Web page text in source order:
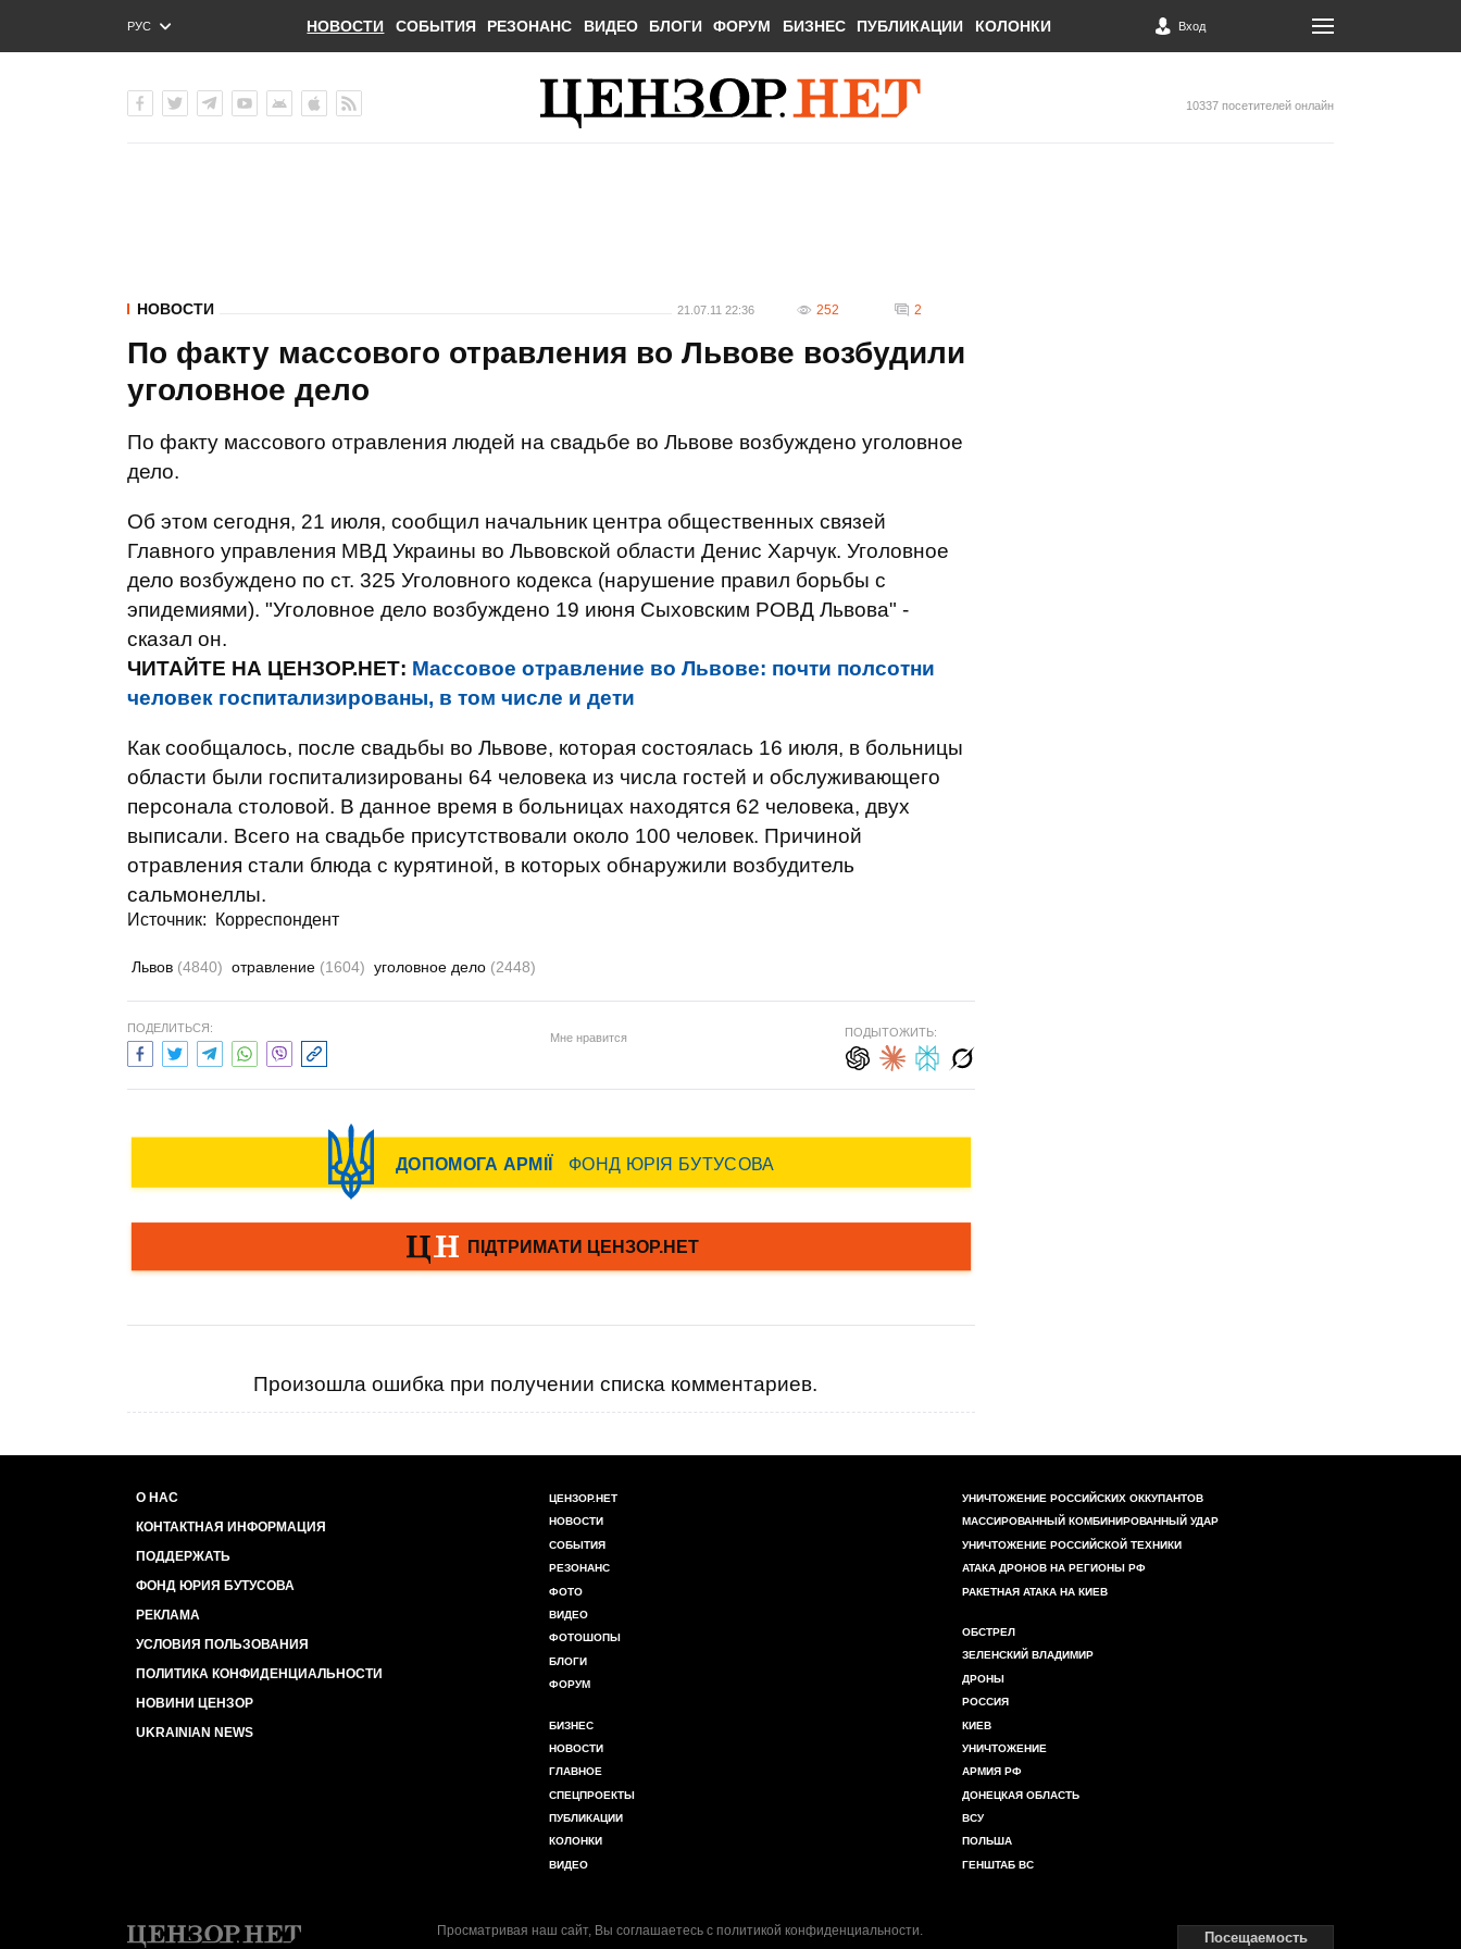
РУС
ENG
НОВОСТИ СОБЫТИЯ РЕЗОНАНС ВИДЕО БЛОГИ ФОРУМ БИЗНЕС ПУБЛИКАЦИИ КОЛОНКИ Вход
10337 посетителей онлайн
НОВОСТИ 21.07.11 22:36 252 2
По факту массового отравления во Львове возбудили
уголовное дело
По факту массового отравления людей на свадьбе во Львове возбуждено уголовное
дело.
Об этом сегодня, 21 июля, сообщил начальник центра общественных связей
Главного управления МВД Украины во Львовской области Денис Харчук. Уголовное
дело возбуждено по ст. 325 Уголовного кодекса (нарушение правил борьбы с
эпидемиями). "Уголовное дело возбуждено 19 июня Сыховским РОВД Львова" -
сказал он.
ЧИТАЙТЕ НА ЦЕНЗОР.НЕТ: Массовое отравление во Львове: почти полсотни
человек госпитализированы, в том числе и дети
Как сообщалось, после свадьбы во Львове, которая состоялась 16 июля, в больницы
области были госпитализированы 64 человека из числа гостей и обслуживающего
персонала столовой. В данное время в больницах находятся 62 человека, двух
выписали. Всего на свадьбе присутствовали около 100 человек. Причиной
отравления стали блюда с курятиной, в которых обнаружили возбудитель
сальмонеллы.
Источник: Корреспондент
Львов (4840) отравление (1604) уголовное дело (2448)
ПОДЕЛИТЬСЯ:
Мне нравится ПОДЫТОЖИТЬ:
Произошла ошибка при получении списка комментариев.
О НАС
КОНТАКТНАЯ ИНФОРМАЦИЯ
ПОДДЕРЖАТЬ
ФОНД ЮРИЯ БУТУСОВА
РЕКЛАМА
УСЛОВИЯ ПОЛЬЗОВАНИЯ
ПОЛИТИКА КОНФИДЕНЦИАЛЬНОСТИ
НОВИНИ ЦЕНЗОР
UKRAINIAN NEWS
ЦЕНЗОР.НЕТ
НОВОСТИ
СОБЫТИЯ
РЕЗОНАНС
ФОТО
ВИДЕО
ФОТОШОПЫ
БЛОГИ
ФОРУМ
БИЗНЕС
НОВОСТИ
ГЛАВНОЕ
СПЕЦПРОЕКТЫ
ПУБЛИКАЦИИ
КОЛОНКИ
ВИДЕО
УНИЧТОЖЕНИЕ РОССИЙСКИХ ОККУПАНТОВ
МАССИРОВАННЫЙ КОМБИНИРОВАННЫЙ УДАР
УНИЧТОЖЕНИЕ РОССИЙСКОЙ ТЕХНИКИ
АТАКА ДРОНОВ НА РЕГИОНЫ РФ
РАКЕТНАЯ АТАКА НА КИЕВ
ОБСТРЕЛ
ЗЕЛЕНСКИЙ ВЛАДИМИР
ДРОНЫ
РОССИЯ
КИЕВ
УНИЧТОЖЕНИЕ
АРМИЯ РФ
ДОНЕЦКАЯ ОБЛАСТЬ
ВСУ
ПОЛЬША
ГЕНШТАБ ВС
Просматривая наш сайт, Вы соглашаетесь с политикой конфиденциальности.
Посещаемость